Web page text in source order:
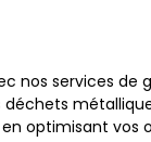
nos services de
déchets
optimisant vos